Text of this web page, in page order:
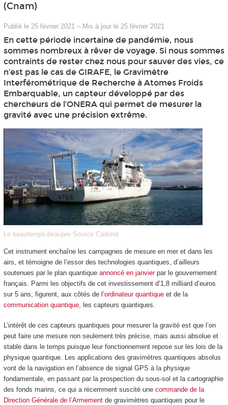
(Cnam)
Publié le 25 février 2021 – Mis à jour le 25 février 2021
En cette période incertaine de pandémie, nous
sommes nombreux à rêver de voyage. Si nous sommes
contraints de rester chez nous pour sauver des vies, ce
n’est pas le cas de GIRAFE, le Gravimètre
Interférométrique de Recherche à Atomes Froids
Embarquable, un capteur développé par des
chercheurs de l’ONERA qui permet de mesurer la
gravité avec une précision extrême.
Le beautemps-beaupre Source Cadoret
Cet instrument enchaîne les campagnes de mesure en mer et dans les
airs, et témoigne de l’essor des technologies quantiques, d’ailleurs
soutenues par le plan quantique annoncé en janvierpar le gouvernement
français. Parmi les objectifs de cet investissement d’1,8 milliard d’euros
sur 5 ans, figurent, aux côtés de l’ordinateur quantiqueet de la
communication quantique, les capteurs quantiques.
L’intérêt de ces capteurs quantiques pour mesurer la gravité est que l’on
peut faire une mesure non seulement très précise, mais aussi absolue et
stable dans le temps puisque leur fonctionnement repose sur les lois de la
physique quantique. Les applications des gravimètres quantiques absolus
vont de la navigation en l’absence de signal GPS à la physique
fondamentale, en passant par la prospection du sous-sol et la cartographie
des fonds marins, ce qui a récemment suscité une commande de la
Direction Générale de l’Armementde gravimètres quantiques pour le